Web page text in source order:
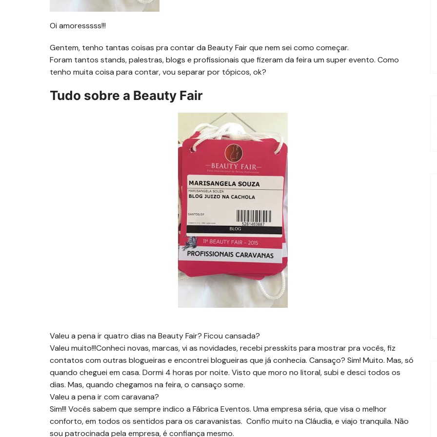
Oi amoresssss!!!
Gentem, tenho tantas coisas pra contar da Beauty Fair que nem sei como começar.
Foram tantos stands, palestras, blogs e profissionais que fizeram da feira um super evento. Como
tenho muita coisa para contar, vou separar por tópicos, ok?
Tudo sobre a Beauty Fair
Valeu a pena ir quatro dias na Beauty Fair? Ficou cansada?
Valeu muito!!!Conheci novas, marcas, vi as novidades, recebi presskits para mostrar pra vocês, fiz
contatos com outras blogueiras e encontrei blogueiras que já conhecia. Cansaço? Sim! Muito. Mas, só
quando cheguei em casa. Dormi 4 horas por noite. Visto que moro no litoral, subi e desci todos os
dias. Mas, quando chegamos na feira, o cansaço some.
Valeu a pena ir com caravana?
Sim!!! Vocês sabem que sempre indico a Fábrica Eventos. Uma empresa séria, que visa o melhor
conforto, em todos os sentidos para os caravanistas. Confio muito na Cláudia, e viajo tranquila. Não
sou patrocinada pela empresa, é confiança mesmo.